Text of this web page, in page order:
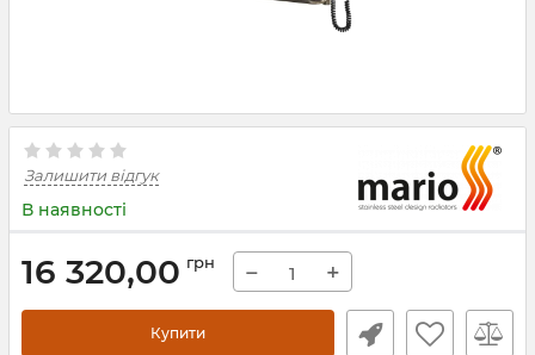
Залишити відгук
В наявності
16 320,00 грн − +
Купити